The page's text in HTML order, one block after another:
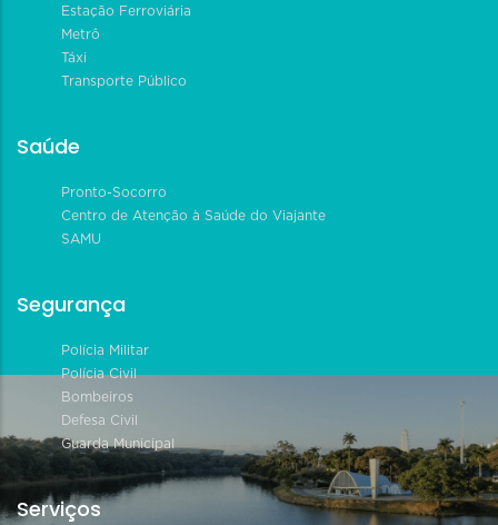
Estação Ferroviária
Metrô
Táxi
Transporte Público
Saúde
Pronto-Socorro
Centro de Atenção à Saúde do Viajante
SAMU
Segurança
Polícia Militar
Polícia Civil
Bombeiros
Defesa Civil
Guarda Municipal
Serviços